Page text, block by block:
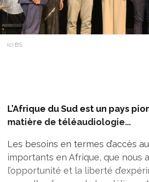
(c) BS
L’Afrique du Sud est un pays
matière de téléaudiologie...
Les besoins en termes d’accès
importants en Afrique, que nous
l’opportunité et la liberté